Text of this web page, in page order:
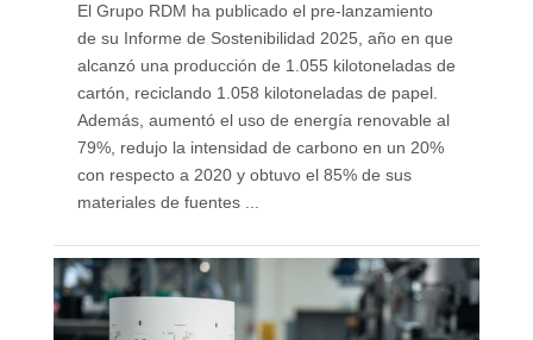
El Grupo RDM ha publicado el pre-lanzamiento
de su Informe de Sostenibilidad 2025, año en que
alcanzó una producción de 1.055 kilotoneladas de
cartón, reciclando 1.058 kilotoneladas de papel.
Además, aumentó el uso de energía renovable al
79%, redujo la intensidad de carbono en un 20%
con respecto a 2020 y obtuvo el 85% de sus
materiales de fuentes ...